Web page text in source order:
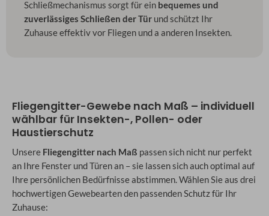
Schließmechanismus sorgt für ein bequemes und
zuverlässiges Schließen der Tür und schützt Ihr
Zuhause effektiv vor Fliegen und a anderen Insekten.
Fliegengitter-Gewebe nach Maß – individuell
wählbar für Insekten-, Pollen- oder
Haustierschutz
Unsere Fliegengitter nach Maß passen sich nicht nur perfekt
an Ihre Fenster und Türen an – sie lassen sich auch optimal auf
Ihre persönlichen Bedürfnisse abstimmen. Wählen Sie aus drei
hochwertigen Gewebearten den passenden Schutz für Ihr
Zuhause: